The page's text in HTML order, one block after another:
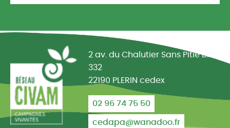
Réseau CIVAM - Campagnes vivantes
2 av. du Chalutier Sans Pitié BP
332
22190 PLERIN cedex
02 96 74 75 50
cedapa@wanadoo.fr